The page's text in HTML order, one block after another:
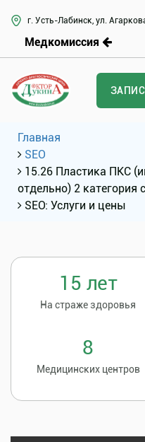
г. Усть-Лабинск, ул.
Медкомиссия
Главная
SEO
15.26 Пластика ПКС
отдельно) 2 категория
SEO: Услуги и цены
15 лет
На страже здоровья
8
Медицинских центров